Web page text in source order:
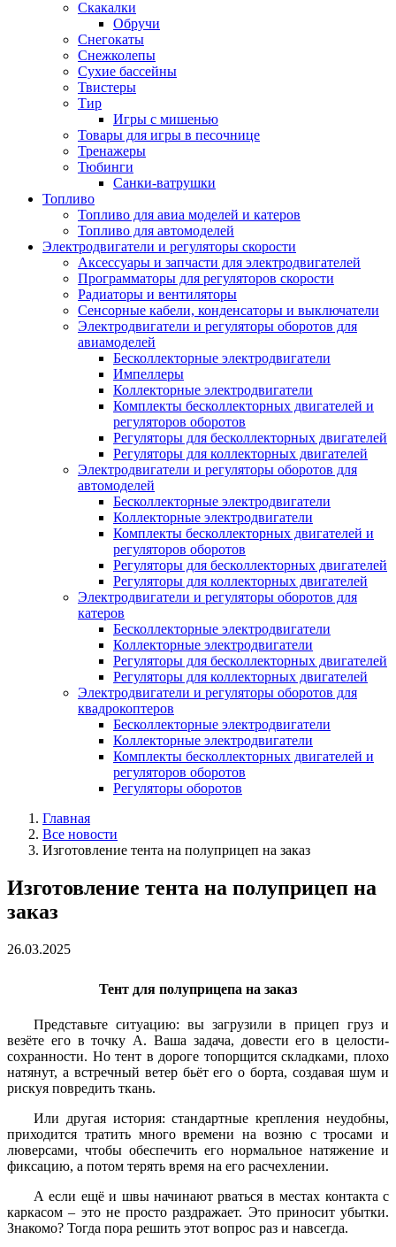
Скакалки
Обручи
Снегокаты
Снежколепы
Сухие бассейны
Твистеры
Тир
Игры с мишенью
Товары для игры в песочнице
Тренажеры
Тюбинги
Санки-ватрушки
Топливо
Топливо для авиа моделей и катеров
Топливо для автомоделей
Электродвигатели и регуляторы скорости
Аксессуары и запчасти для электродвигателей
Программаторы для регуляторов скорости
Радиаторы и вентиляторы
Сенсорные кабели, конденсаторы и выключатели
Электродвигатели и регуляторы оборотов для
авиамоделей
Бесколлекторные электродвигатели
Импеллеры
Коллекторные электродвигатели
Комплекты бесколлекторных двигателей и
регуляторов оборотов
Регуляторы для бесколлекторных двигателей
Регуляторы для коллекторных двигателей
Электродвигатели и регуляторы оборотов для
автомоделей
Бесколлекторные электродвигатели
Коллекторные электродвигатели
Комплекты бесколлекторных двигателей и
регуляторов оборотов
Регуляторы для бесколлекторных двигателей
Регуляторы для коллекторных двигателей
Электродвигатели и регуляторы оборотов для
катеров
Бесколлекторные электродвигатели
Коллекторные электродвигатели
Регуляторы для бесколлекторных двигателей
Регуляторы для коллекторных двигателей
Электродвигатели и регуляторы оборотов для
квадрокоптеров
Бесколлекторные электродвигатели
Коллекторные электродвигатели
Комплекты бесколлекторных двигателей и
регуляторов оборотов
Регуляторы оборотов
Главная
Все новости
Изготовление тента на полуприцеп на заказ
Изготовление тента на полуприцеп на
заказ
26.03.2025
Тент для полуприцепа на заказ
Представьте ситуацию: вы загрузили в прицеп груз и
везёте его в точку А. Ваша задача, довести его в целости-
сохранности. Но тент в дороге топорщится складками, плохо
натянут, а встречный ветер бьёт его о борта, создавая шум и
рискуя повредить ткань.
Или другая история: стандартные крепления неудобны,
приходится тратить много времени на возню с тросами и
люверсами, чтобы обеспечить его нормальное натяжение и
фиксацию, а потом терять время на его расчехлении.
А если ещё и швы начинают рваться в местах контакта с
каркасом – это не просто раздражает. Это приносит убытки.
Знакомо? Тогда пора решить этот вопрос раз и навсегда.